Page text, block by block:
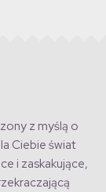
z myślą o
Ciebie świat
i zaskakujące,